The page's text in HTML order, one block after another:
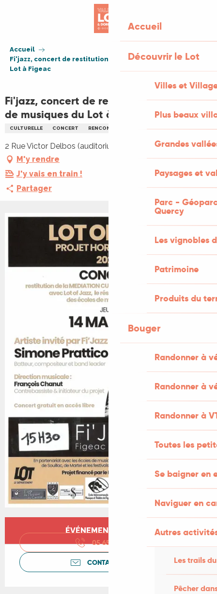
Accueil
Découvrir le Lot
Villes et
Plus beaux
Grandes
Paysages et
Parc -
Quercy
Les vignobles
Patrimoine
Produits du
Bouger
Randonner à
Randonner à
Randonner à
Toutes les
Se baigner en
Naviguer en
Autres
Les trails
Pêcher
Accueil
Fi'jazz, concert de restitution des écoles de musiques du
Lot à Figeac
Fi'jazz, concert de restitution des écoles
de musiques du Lot à Figeac
CULTURELLE CONCERT RENCONTRES JAZZ ET BLUES MUSIQUE
2 Rue Victor Delbos (auditorium), 46100 Figeac
M'y rendre
J'y vais en train !
Partager
Ouverture et coordonnées
ÉVÉNEMENT TERMINÉ
05 65 34 78
CONTACTEZ-NOUS